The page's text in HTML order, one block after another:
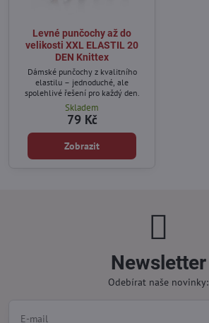
Levné punčochy až do
velikosti XXL ELASTIL 20
DEN Knittex
Dámské punčochy z kvalitního
elastilu – jednoduché, ale
spolehlivé řešení pro každý den.
Skladem
79 Kč
Zobrazit
Newsletter
Odebírat naše novinky: